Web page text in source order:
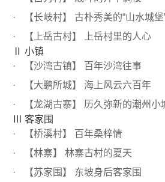
【长岐村】 古朴秀美的“山水城堡
【上岳古村】 上岳村里的人心
Ⅱ 小镇
【沙湾古镇】 百年沙湾往事
【大鹏所城】 海上风云六百年
【龙湖古寨】 历久弥新的潮州小
Ⅲ 客家围
【桥溪村】 百年桑梓情
【林寨】 林寨古村的夏天
【苏家围】 东坡身后客家围